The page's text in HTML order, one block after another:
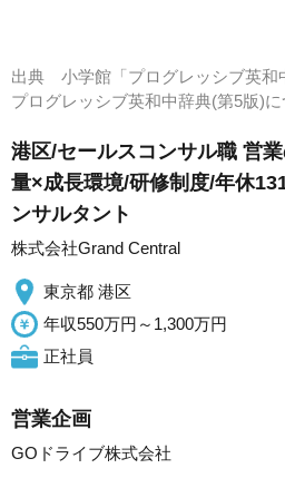
出典 小学館「プログレッシブ英和
プログレッシブ英和中辞典(第5版)
港区/セールスコンサル職 営
量×成長環境/研修制度/年休
ンサルタント
株式会社Grand Central
東京都 港区
年収550万円～1,300万円
正社員
営業企画
GOドライブ株式会社